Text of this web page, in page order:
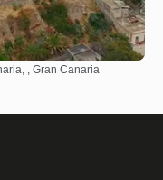
, Gran Canaria